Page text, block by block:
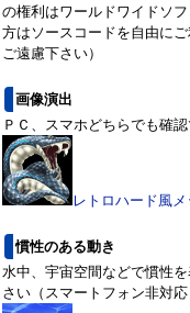
の権利はワールドワイドソ
方はソースコードを自由に
ご遠慮下さい）
画像演出
ＰＣ、スマホどちらでも確
レトロハード風
慣性のある動き
水中、宇宙空間などで慣性
さい（スマートフォン非対応